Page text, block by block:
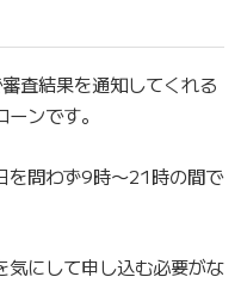
査結果を通知してくれる
ンです。
を問わず9時〜21時の間で
気にして申し込む必要がな